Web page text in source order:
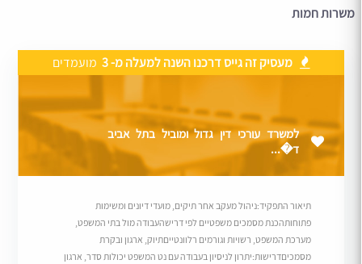
משרות חמות
מעסיק זה גייס דרכנו השנה למעלה מ- 3 מועמדים
למשרד עורכי דין גדול ומוביל בתל אביב
ד�...
תיאור התפקיד:ניהול מעקב אחר תיקים, מועדי דיונים ומשימות
פתוחותהכנת מסמכים משפטיים לפי דרישהעבודה מול בתי המשפט,
מערכת המשפט, רשויות וגורמים רלוונטייםתיוק, ארגון ובקרת
מסמכיםדרישות:יתרון לניסיון בעבודה עם נט המשפט יכולות סדר, ארגון